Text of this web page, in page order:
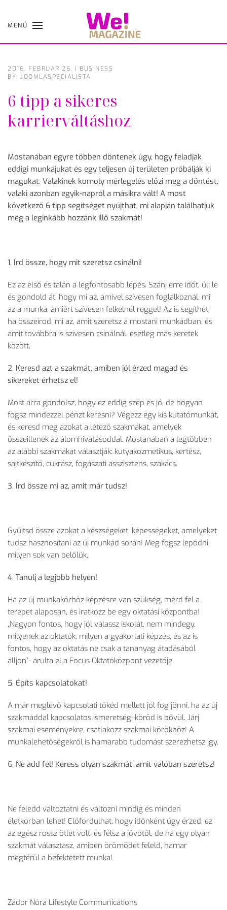
Skip
MENÜ
2016. FEBRUÁR 26. | BUSINESS
BY: JOOMLASPECIALISTA
6 tipp a sikeres
karrierváltáshoz
Mostanában egyre többen döntenek úgy, hogy feladják
eddigi munkájukat és egy teljesen új területen próbálják ki
magukat. Valakinek komoly mérlegelés előzi meg a döntést,
valaki azonban egyik-napról a másikra vált! A most
következő 6 tipp segítséget nyújthat, mi alapján találhatjuk
meg a leginkább hozzánk illő szakmát!
1. Írd össze, hogy mit szeretsz csinálni!
Ez az első és talán a legfontosabb lépés. Szánj erre időt, ülj le
és gondold át, hogy mi az, amivel szívesen foglalkoznál, mi
az a munka, amiért szívesen felkelnél reggel! Az is segíthet,
ha összeírod, mi az, amit szeretsz a mostani munkádban, és
amit továbbra is szívesen csinálnál, esetleg más keretek
között.
2. Keresd azt a szakmát, amiben jól érzed magad és
sikereket érhetsz el!
Most arra gondolsz, hogy ez eddig szép és jó, de hogyan
fogsz mindezzel pénzt keresni? Végezz egy kis kutatómunkát,
és keresd meg azokat a létező szakmákat, amelyek
összeillenek az álomhivatásoddal. Mostanában a legtöbben
az alábbi szakmákat választják: kutyakozmetikus, kertész,
sajtkészítő, cukrász, fogászati asszisztens, szakács.
3. Írd össze mi az, amit már tudsz!
Gyűjtsd össze azokat a készségeket, képességeket, amelyeket
tudsz hasznosítani az új munkád során! Meg fogsz lepődni,
milyen sok van belőlük.
4. Tanulj a legjobb helyen!
Ha az új munkakörhöz képzésre van szükség, mérd fel a
terepet alaposan, és iratkozz be egy oktatási központba!
„Nagyon fontos, hogy jól válassz iskolát, nem mindegy,
milyenek az oktatók, milyen a gyakorlati képzés, és az is
fontos, hogy az oktatás ne csak a tananyag átadásából
álljon”- árulta el a Focus Oktatóközpont vezetője.
5. Építs kapcsolatokat!
A már meglévő kapcsolati tőkéd mellett jól fog jönni, ha az új
szakmáddal kapcsolatos ismeretségi köröd is bővül. Járj
szakmai eseményekre, csatlakozz szakmai körökhöz! A
munkalehetőségekről is hamarabb tudomást szerezhetsz így.
6. Ne add fel! Keress olyan szakmát, amit valóban szeretsz!
Ne feledd változtatni és változni mindig és minden
életkorban lehet! Előfordulhat, hogy időnként úgy érzed, ez
az egész rossz ötlet volt, és félsz a jövőtől, de ha egy olyan
szakmát választasz, amiben örömödet feleld, hamar
megtérül a befektetett munka!
Zádor Nóra Lifestyle Communications